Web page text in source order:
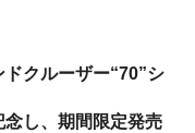
クルーザー“70”シ
し、期間限定発売